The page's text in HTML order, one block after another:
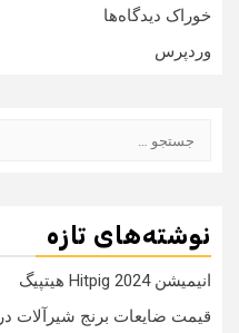
خوراک دیدگاه‌ها
وردپرس
نوشته‌های تازه
انیمیشن Hitpig 2024 هیتپیگ
قیمت ضایعات برنج شیرآلات در 1403